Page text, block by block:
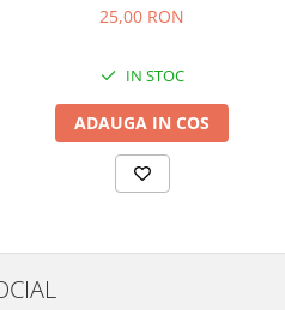
25,00 RON
IN STOC
ADAUGA IN COS